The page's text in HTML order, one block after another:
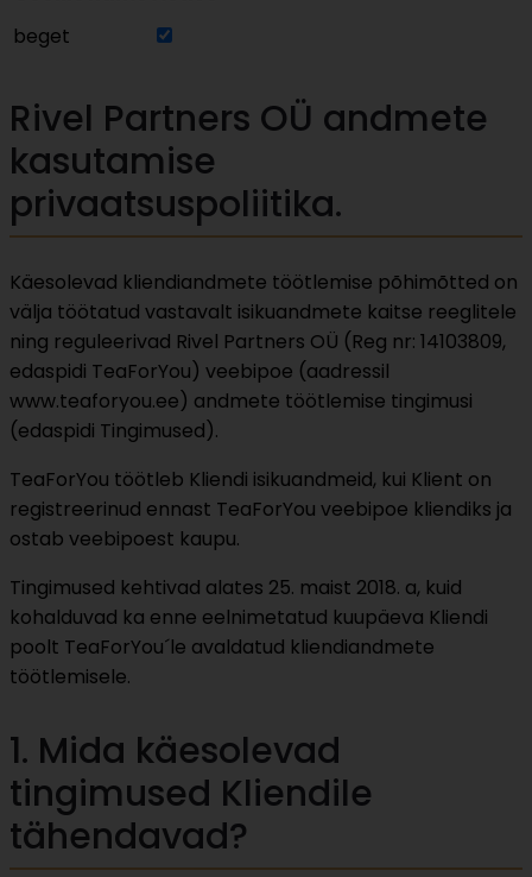
beget
Rivel Partners OÜ andmete
kasutamise
privaatsuspoliitika.
Käesolevad kliendiandmete töötlemise põhimõtted on
välja töötatud vastavalt isikuandmete kaitse reeglitele
ning reguleerivad Rivel Partners OÜ (Reg nr: 14103809,
edaspidi TeaForYou) veebipoe (aadressil
www.teaforyou.ee) andmete töötlemise tingimusi
(edaspidi Tingimused).
TeaForYou töötleb Kliendi isikuandmeid, kui Klient on
registreerinud ennast TeaForYou veebipoe kliendiks ja
ostab veebipoest kaupu.
Tingimused kehtivad alates 25. maist 2018. a, kuid
kohalduvad ka enne eelnimetatud kuupäeva Kliendi
poolt TeaForYou´le avaldatud kliendiandmete
töötlemisele.
1. Mida käesolevad
tingimused Kliendile
tähendavad?